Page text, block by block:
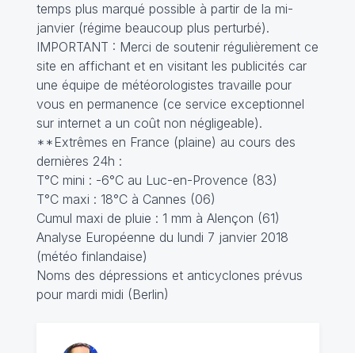
temps plus marqué possible à partir de la mi-
janvier (régime beaucoup plus perturbé).
IMPORTANT : Merci de soutenir régulièrement ce
site en affichant et en visitant les publicités car
une équipe de météorologistes travaille pour
vous en permanence (ce service exceptionnel
sur internet a un coût non négligeable).
**Extrêmes en France (plaine) au cours des
dernières 24h :
T°C mini : -6°C au Luc-en-Provence (83)
T°C maxi : 18°C à Cannes (06)
Cumul maxi de pluie : 1 mm à Alençon (61)
Analyse Européenne du lundi 7 janvier 2018
(météo finlandaise)
Noms des dépressions et anticyclones prévus
pour mardi midi (Berlin)